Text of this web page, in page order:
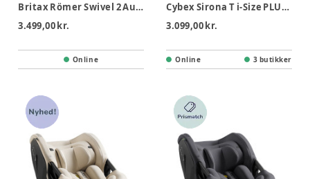
Britax Römer Swivel 2 Autostol - Space Black
3.499,00 kr.
Online
Cybex Sirona T i-Size PLUS Autostol - Peach Pink
3.099,00 kr.
Online 3 butikker